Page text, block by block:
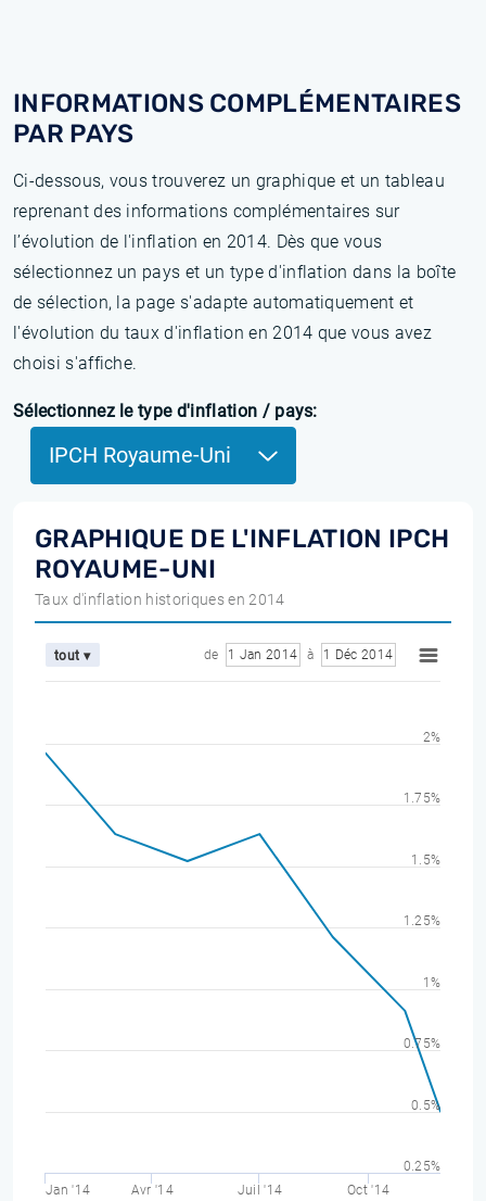
INFORMATIONS COMPLÉMENTAIRES
PAR PAYS
Ci-dessous, vous trouverez un graphique et un tableau
reprenant des informations complémentaires sur
l’évolution de l'inflation en 2014. Dès que vous
sélectionnez un pays et un type d'inflation dans la boîte
de sélection, la page s'adapte automatiquement et
l'évolution du taux d'inflation en 2014 que vous avez
choisi s'affiche.
Sélectionnez le type d'inflation / pays:
IPCH Royaume-Uni
GRAPHIQUE DE L'INFLATION IPCH
ROYAUME-UNI
Taux d'inflation historiques en 2014
tout ▾ de 1 Jan 2014 à 1 Déc 2014
Jan '14 Avr '14 Juil '14 Oct '14
0.25%
0.5%
0.75%
1%
1.25%
1.5%
1.75%
2%